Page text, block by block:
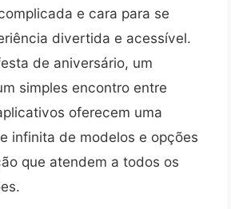
e cara para se
divertida e acessível.
de aniversário, um
simples encontro entre
oferecem uma
infinita de modelos e opções
que atendem a todos os